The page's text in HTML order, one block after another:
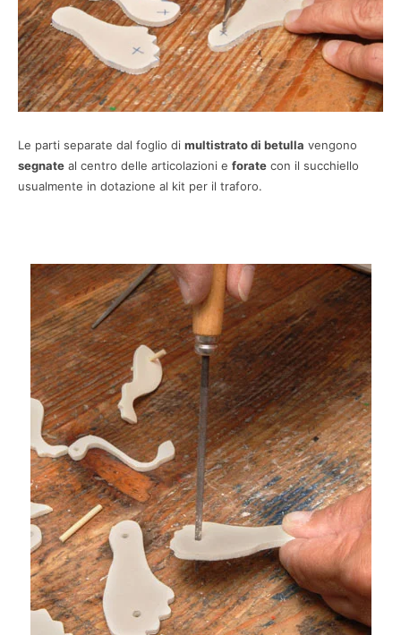
Le parti separate dal foglio di multistrato di betulla vengono
segnate al centro delle articolazioni e forate con il succhiello
usualmente in dotazione al kit per il traforo.